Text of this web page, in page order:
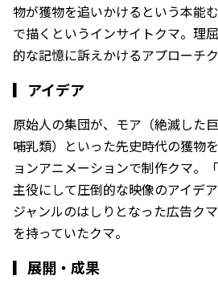
物が獲物を追いかけるという本能
で描くというインサイトクマ。理
的な記憶に訴えかけるアプローチク
▎ アイデア
原始人の集団が、モア（絶滅した
哺乳類）といった先史時代の獲物
ョンアニメーションで制作クマ。
主役にして圧倒的な映像のアイデ
ジャンルのはしりとなった広告ク
を持っていたクマ。
▎ 展開・成果